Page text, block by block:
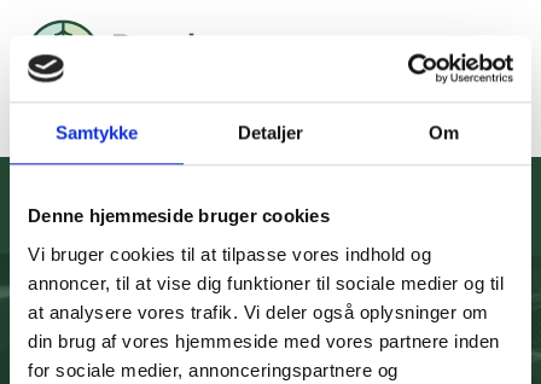
Samtykke Detaljer Om
Denne hjemmeside bruger cookies
Vi bruger cookies til at tilpasse vores indhold og
annoncer, til at vise dig funktioner til sociale medier og til
at analysere vores trafik. Vi deler også oplysninger om
din brug af vores hjemmeside med vores partnere inden
for sociale medier, annonceringspartnere og
Digterruten for Carit Etlar
Afspil lydfil
(23:15)
En kronprins på besøg